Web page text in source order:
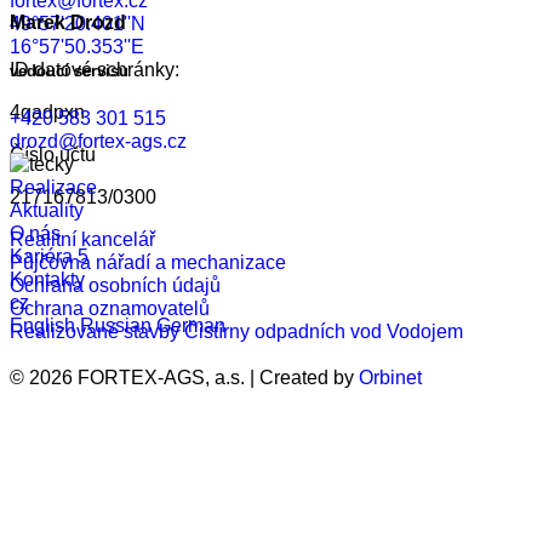
Marek Drozd
vedoucí servisu
+420 583 301 515
drozd@fortex-ags.cz
Realizace
Aktuality
O nás
Kariéra5
Kontakty
cz
EnglishRussianGerman
49°57'20.401''N
16°57'50.353''E
ID datové schránky:
4qadpxn
Číslo účtu
217167813/0300
Realitní kancelář
Půjčovna nářadí a mechanizace
Ochrana osobních údajů
Ochrana oznamovatelů
Realizované stavbyČistírny odpadních vod Vodojem
© 2026 FORTEX-AGS, a.s. | Created by Orbinet